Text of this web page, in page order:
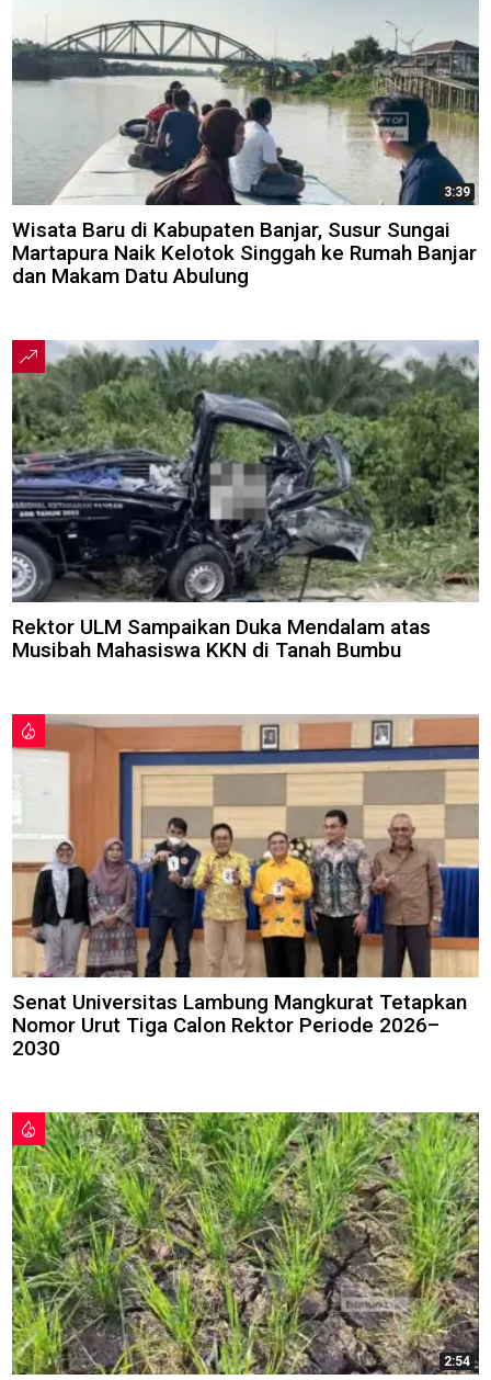
3:39
Wisata Baru di Kabupaten Banjar, Susur Sungai
Martapura Naik Kelotok Singgah ke Rumah Banjar
dan Makam Datu Abulung
Rektor ULM Sampaikan Duka Mendalam atas
Musibah Mahasiswa KKN di Tanah Bumbu
Senat Universitas Lambung Mangkurat Tetapkan
Nomor Urut Tiga Calon Rektor Periode 2026–
2030
2:54